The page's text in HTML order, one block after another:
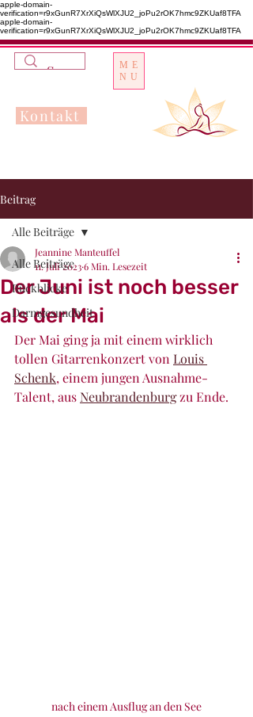
apple-domain-
verification=r9xGunR7XrXiQsWlXJU2_joPu2rOK7hmc9ZKUaf8TFA
apple-domain-
verification=r9xGunR7XrXiQsWlXJU2_joPu2rOK7hmc9ZKUaf8TFA
Kontakt
ME
NU
Beitrag
Alle Beiträge
Rückblicke
Darmgesundheit
Alle Beiträge
Der Juni ist noch besser
als der Mai
Jeannine Manteuffel
11. Juli 20236 Min. Lesezeit
Der Mai ging ja mit einem wirklich
tollen Gitarrenkonzert von Louis
Schenk, einem jungen Ausnahme-
Talent, aus Neubrandenburg zu Ende.
nach einem Ausflug an den See